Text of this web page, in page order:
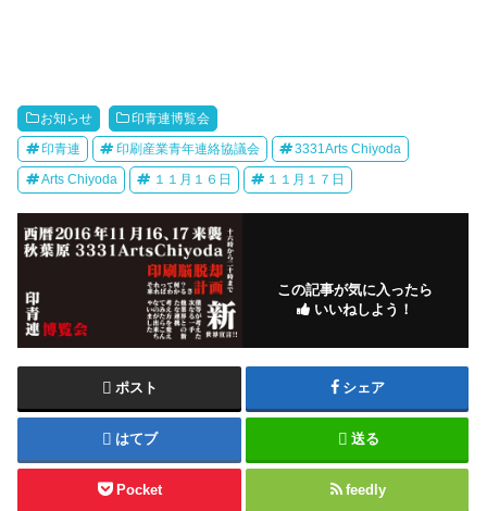
お知らせ 印青連博覧会
印青連 印刷産業青年連絡協議会 3331Arts Chiyoda
Arts Chiyoda １１月１６日 １１月１７日
この記事が気に入ったら
いいねしよう！
ポスト シェア
はてブ 送る
Pocket feedly